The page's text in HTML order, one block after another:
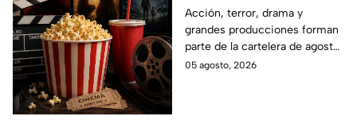
El Final de la Calle Oak
con Anne Hathaway.
Esta es la lista
completa de los
Acción, terror, drama y
grandes producciones forman
parte de la cartelera de agosto
en México.
05 agosto, 2026